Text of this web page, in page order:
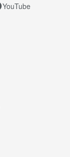
YouTube